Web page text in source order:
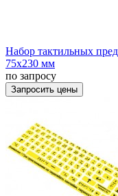
Набор тактильных
75x230 мм
по запросу
Запросить цены